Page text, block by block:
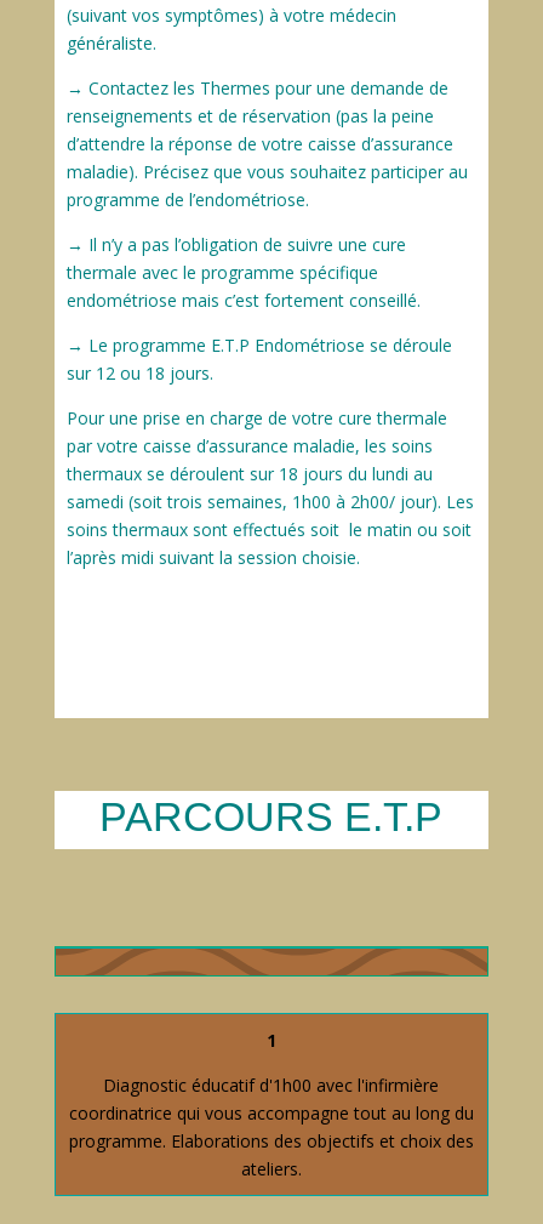
(suivant vos symptômes) à votre médecin
généraliste.
→ Contactez les Thermes pour une demande de
renseignements et de réservation (pas la peine
d’attendre la réponse de votre caisse d’assurance
maladie). Précisez que vous souhaitez participer au
programme de l’endométriose.
→ Il n’y a pas l’obligation de suivre une cure
thermale avec le programme spécifique
endométriose mais c’est fortement conseillé.
→ Le programme E.T.P Endométriose se déroule
sur 12 ou 18 jours.
Pour une prise en charge de votre cure thermale
par votre caisse d’assurance maladie, les soins
thermaux se déroulent sur 18 jours du lundi au
samedi (soit trois semaines, 1h00 à 2h00/ jour). Les
soins thermaux sont effectués soit le matin ou soit
l’après midi suivant la session choisie.
PARCOURS E.T.P
1
Diagnostic éducatif d'1h00 avec l'infirmière
coordinatrice qui vous accompagne tout au long du
programme. Elaborations des objectifs et choix des
ateliers.